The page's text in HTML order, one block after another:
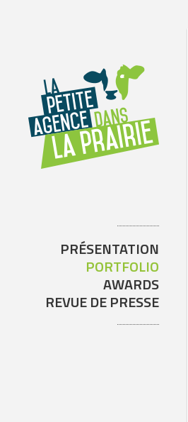
PRÉSENTATION
PORTFOLIO
AWARDS
REVUE DE PRESSE